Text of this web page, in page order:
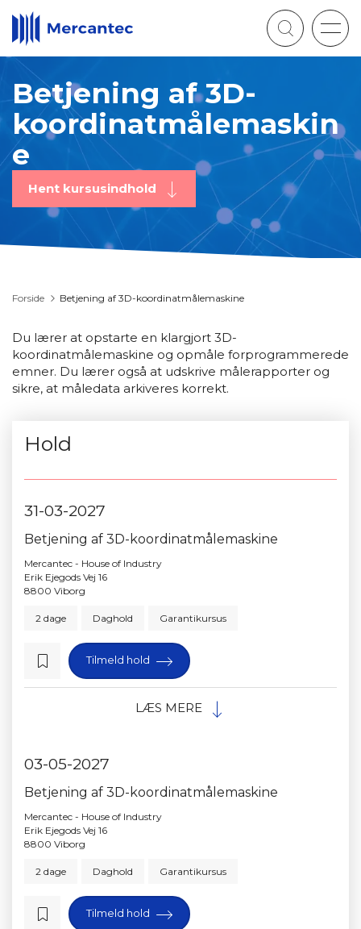
Betjening af 3D-
koordinatmålemaskin
e
Hent kursusindhold
Forside Betjening af 3D-koordinatmålemaskine
Du lærer at opstarte en klargjort 3D-
koordinatmålemaskine og opmåle forprogrammerede
emner. Du lærer også at udskrive målerapporter og
sikre, at måledata arkiveres korrekt.
Hold
31-03-2027
Betjening af 3D-koordinatmålemaskine
Mercantec - House of Industry
Erik Ejegods Vej 16
8800 Viborg
2 dage Daghold Garantikursus
Tilmeld hold
LÆS MERE
03-05-2027
Betjening af 3D-koordinatmålemaskine
Mercantec - House of Industry
Erik Ejegods Vej 16
8800 Viborg
2 dage Daghold Garantikursus
Tilmeld hold